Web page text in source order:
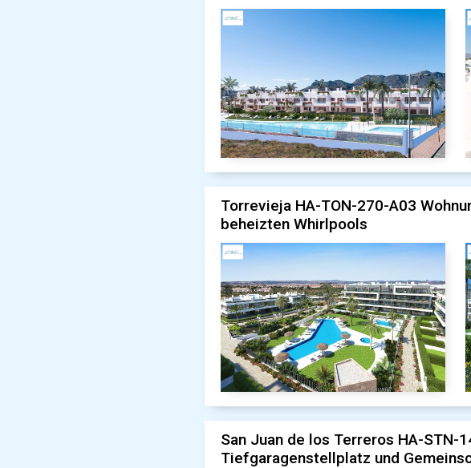
Torrevieja HA-TON-270-A03
beheizten Whirlpools
San Juan de los Terreros HA-STN-
Tiefgaragenstellplatz und